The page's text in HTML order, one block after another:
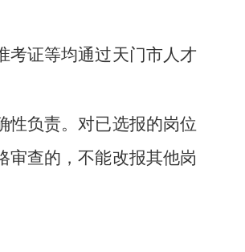
考证等均通过天门市人才
性负责。对已选报的岗位
审查的，不能改报其他岗